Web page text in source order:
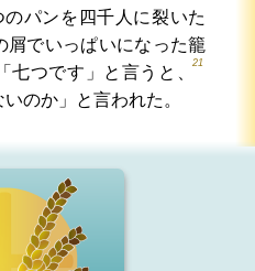
のパンを四千人に裂いた
屑でいっぱいになった籠
七つです」と言うと、
21
のか」と言われた。